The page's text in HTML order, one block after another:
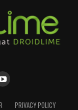
PRIVACY POLICY